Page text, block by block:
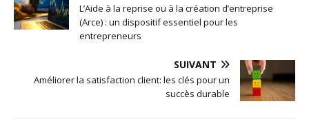
L’Aide à la reprise ou à la création d’entreprise
(Arce) : un dispositif essentiel pour les
entrepreneurs
SUIVANT
Améliorer la satisfaction client: les clés pour un
succès durable